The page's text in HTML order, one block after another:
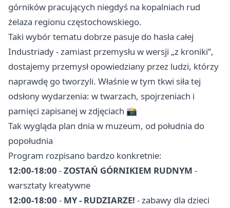
górników pracujących niegdyś na kopalniach rud
żelaza regionu częstochowskiego.
Taki wybór tematu dobrze pasuje do hasła całej
Industriady - zamiast przemysłu w wersji „z kroniki”,
dostajemy przemysł opowiedziany przez ludzi, którzy
naprawdę go tworzyli. Właśnie w tym tkwi siła tej
odsłony wydarzenia: w twarzach, spojrzeniach i
pamięci zapisanej w zdjęciach 📸
Tak wygląda plan dnia w muzeum, od południa do
popołudnia
Program rozpisano bardzo konkretnie:
12:00-18:00 -ZOSTAŃ GÓRNIKIEM RUDNYM -
warsztaty kreatywne
12:00-18:00 - MY - RUDZIARZE! - zabawy dla dzieci